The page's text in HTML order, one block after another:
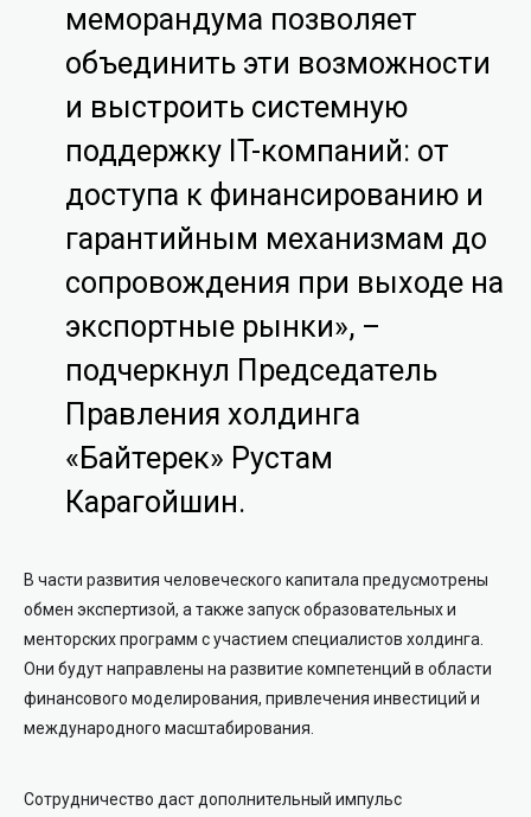
меморандума позволяет
объединить эти возможности
и выстроить системную
поддержку IT-компаний: от
доступа к финансированию и
гарантийным механизмам до
сопровождения при выходе на
экспортные рынки», –
подчеркнул Председатель
Правления холдинга
«Байтерек» Рустам
Карагойшин.
В части развития человеческого капитала предусмотрены
обмен экспертизой, а также запуск образовательных и
менторских программ с участием специалистов холдинга.
Они будут направлены на развитие компетенций в области
финансового моделирования, привлечения инвестиций и
международного масштабирования.
Сотрудничество даст дополнительный импульс